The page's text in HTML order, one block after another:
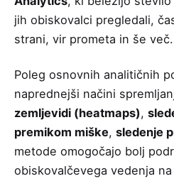
jih obiskovalci pregledali,
strani, vir prometa in še več.
Poleg osnovnih analitičnih
naprednejši načini
zemljevidi (heatmaps),
premikom miške, sledenje
metode omogočajo bolj
obiskovalčevega vedenja